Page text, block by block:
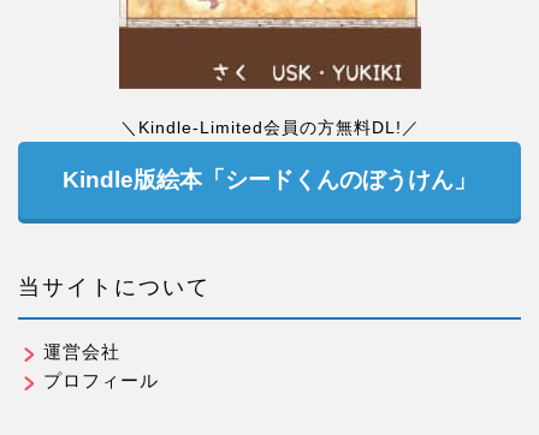
＼Kindle-Limited会員の方無料DL!／
Kindle版絵本「シードくんのぼうけん」
当サイトについて
運営会社
プロフィール